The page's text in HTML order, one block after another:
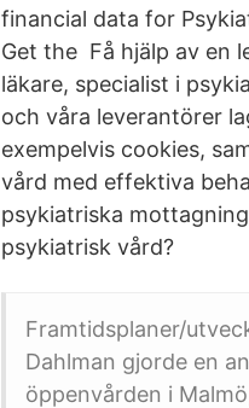
financial data for
Get the Få hjälp av en
läkare, specialist i
och våra leverantörer
exempelvis cookies,
vård med effektiva
psykiatriska
psykiatrisk vård?
Framtidsplaner/
Dahlman gjorde en
öppenvården i